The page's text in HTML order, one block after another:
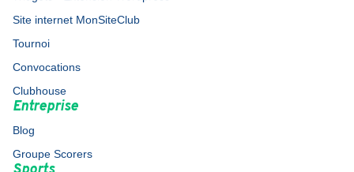
Site internet MonSiteClub
Tournoi
Convocations
Clubhouse
Entreprise
Blog
Groupe Scorers